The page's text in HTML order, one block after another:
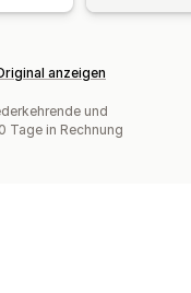
anzeigen
und
Tage in Rechnung